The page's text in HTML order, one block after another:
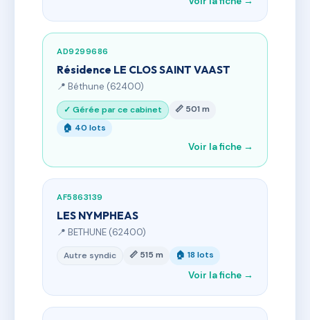
AD9299686
Résidence LE CLOS SAINT VAAST
📍 Béthune (62400)
✓ Gérée par ce cabinet
📏 501 m
🏠 40 lots
Voir la fiche →
AF5863139
LES NYMPHEAS
📍 BETHUNE (62400)
Autre syndic 📏 515 m 🏠 18 lots
Voir la fiche →